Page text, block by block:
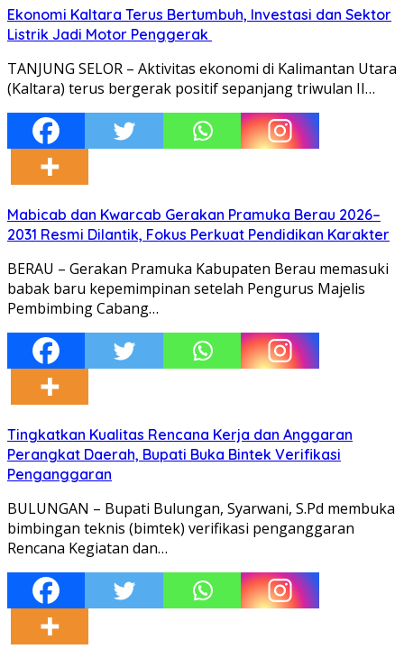
Ekonomi Kaltara Terus Bertumbuh, Investasi dan Sektor
Listrik Jadi Motor Penggerak
TANJUNG SELOR – Aktivitas ekonomi di Kalimantan Utara
(Kaltara) terus bergerak positif sepanjang triwulan II…
Mabicab dan Kwarcab Gerakan Pramuka Berau 2026–
2031 Resmi Dilantik, Fokus Perkuat Pendidikan Karakter
BERAU – Gerakan Pramuka Kabupaten Berau memasuki
babak baru kepemimpinan setelah Pengurus Majelis
Pembimbing Cabang…
Tingkatkan Kualitas Rencana Kerja dan Anggaran
Perangkat Daerah, Bupati Buka Bintek Verifikasi
Penganggaran
BULUNGAN – Bupati Bulungan, Syarwani, S.Pd membuka
bimbingan teknis (bimtek) verifikasi penganggaran
Rencana Kegiatan dan…